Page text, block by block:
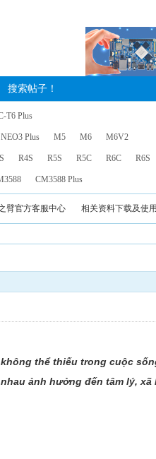
搜索帖子！
T6 Plus
NEO3 Plus M5 M6 M6V2
R4S R5S R5C R6C R6S
CM3588 Plus
臂官方客服中心 相关资料下载及使
thể thiếu trong cuộc
ảnh hưởng đến tâm lý,